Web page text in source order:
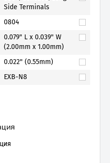
Side Terminals
0804
0.079" L x 0.039" W
(2.00mm x 1.00mm)
0.022" (0.55mm)
EXB-N8